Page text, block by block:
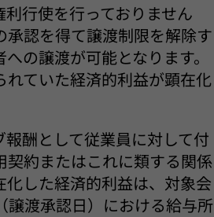
行使を行っておりません
認を得て譲渡制限を解除す
の譲渡が可能となります。
ていた経済的利益が顕在化
酬として従業員に対して付
約またはこれに類する関係
した経済的利益は、対象会
譲渡承認日）における給与所